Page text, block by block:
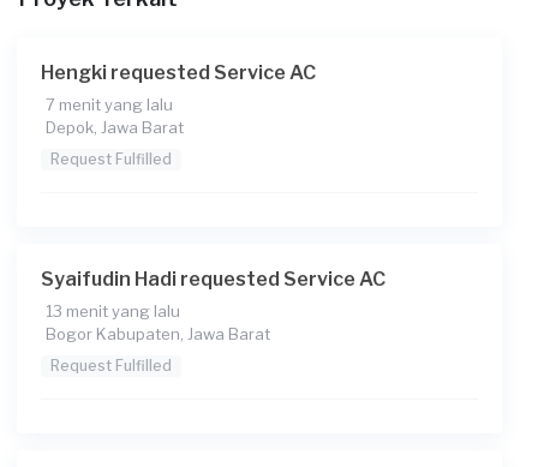
Rp85.000
Siapkan untuk tambah freon juga yaa
Hengki requested Service AC
7 menit yang lalu
Depok, Jawa Barat
Request Fulfilled
Syaifudin Hadi requested Service AC
13 menit yang lalu
Bogor Kabupaten, Jawa Barat
Request Fulfilled